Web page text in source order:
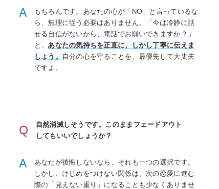
A
もちろんです。あなたの心が「NO」と言っているな
ら、無理に従う必要はありません。「今は冷静に話
せる自信がないから、電話でお願いできますか？」
と、 あなたの気持ちを正直に、しかし丁寧に伝えま
しょう。
自分の心を守ることを、最優先して大丈夫
ですよ。
Q
自然消滅しそうです。このままフェードアウト
してもいいでしょうか？
A
あなたが後悔しないなら、それも一つの選択です。
しかし、けじめをつけない関係は、次の恋愛に進む
際の「見えない重り」になることも少なくありませ